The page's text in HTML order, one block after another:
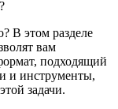
В этом разделе
вам
подходящий
и инструменты,
задачи.